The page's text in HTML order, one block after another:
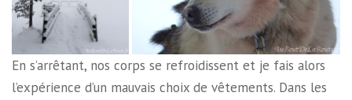
En s’arrêtant, nos corps se refroidissent et je fais alors
l’expérience d’un mauvais choix de vêtements. Dans les